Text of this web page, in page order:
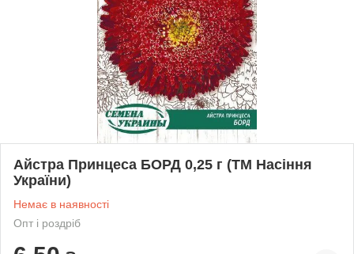
Айстра Принцеса БОРД 0,25 г (ТМ Насіння
України)
Немає в наявності
Опт і роздріб